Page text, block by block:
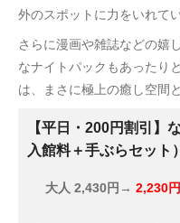
外のスポットに力をいれて
さらに漫画や雑誌などの嬉
なナイトパックもあったり
は、まさに極上の癒し空間
【平日・200円割引】
入館料＋手ぶらセット）
大人 2,430円→ 2,230